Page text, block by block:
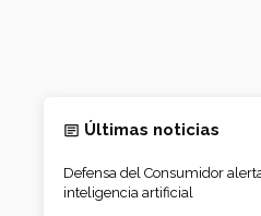
Últimas noticias
Defensa del Consumidor
inteligencia artificial